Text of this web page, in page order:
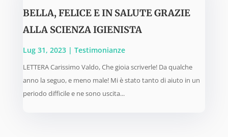
BELLA, FELICE E IN SALUTE GRAZIE
ALLA SCIENZA IGIENISTA
Lug 31, 2023| Testimonianze
LETTERA Carissimo Valdo, Che gioia scriverle! Da qualche
anno la seguo, e meno male! Mi è stato tanto di aiuto in un
periodo difficile e ne sono uscita...